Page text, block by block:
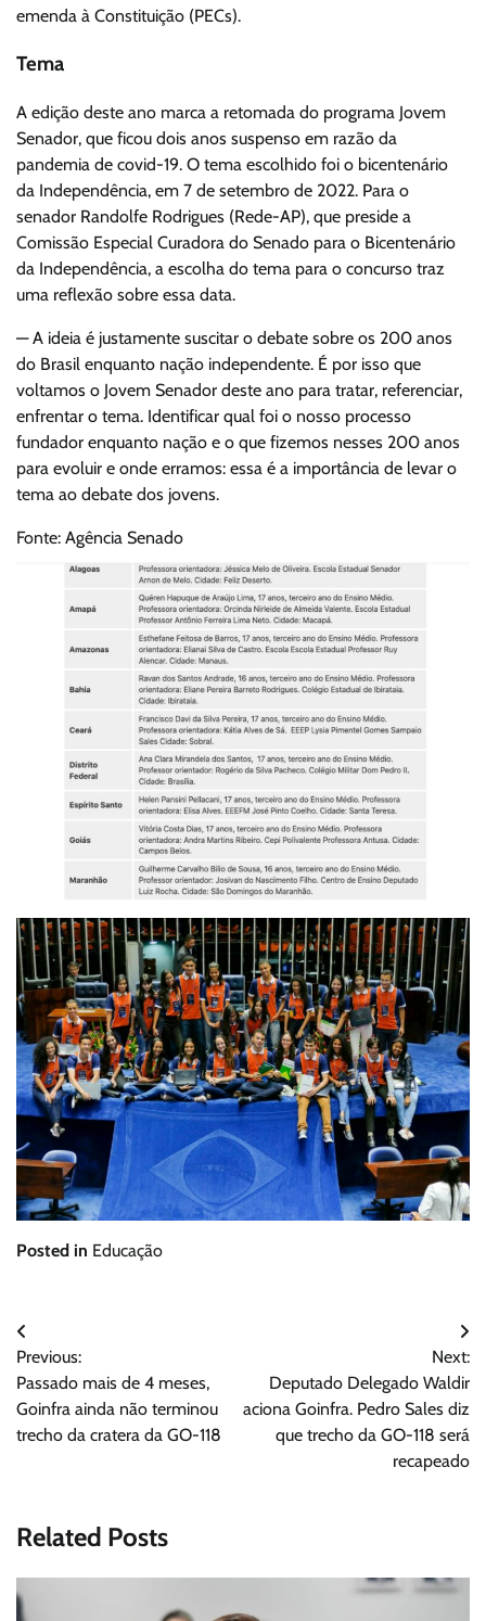
emenda à Constituição (PECs).
Tema
A edição deste ano marca a retomada do programa Jovem
Senador, que ficou dois anos suspenso em razão da
pandemia de covid-19. O tema escolhido foi o bicentenário
da Independência, em 7 de setembro de 2022. Para o
senador Randolfe Rodrigues (Rede-AP), que preside a
Comissão Especial Curadora do Senado para o Bicentenário
da Independência, a escolha do tema para o concurso traz
uma reflexão sobre essa data.
— A ideia é justamente suscitar o debate sobre os 200 anos
do Brasil enquanto nação independente. É por isso que
voltamos o Jovem Senador deste ano para tratar, referenciar,
enfrentar o tema. Identificar qual foi o nosso processo
fundador enquanto nação e o que fizemos nesses 200 anos
para evoluir e onde erramos: essa é a importância de levar o
tema ao debate dos jovens.
Fonte: Agência Senado
Posted in Educação
Navegação
de
Post
Previous:
Passado mais de 4 meses,
Goinfra ainda não terminou
trecho da cratera da GO-118
Next:
Deputado Delegado Waldir
aciona Goinfra. Pedro Sales diz
que trecho da GO-118 será
recapeado
Related Posts